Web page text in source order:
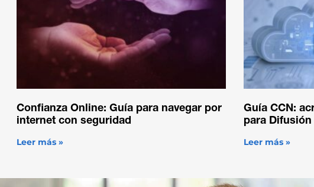
Confianza Online: Guía para navegar por
internet con seguridad
Leer más »
Guía CCN:
para
Leer más »